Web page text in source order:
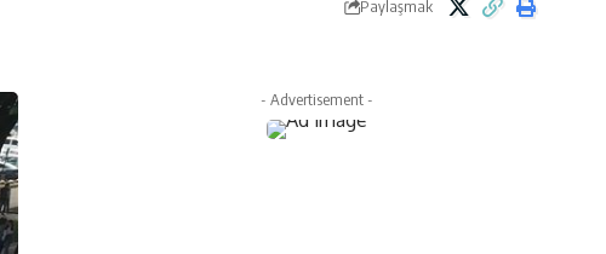
Paylaşmak
- Advertisement -